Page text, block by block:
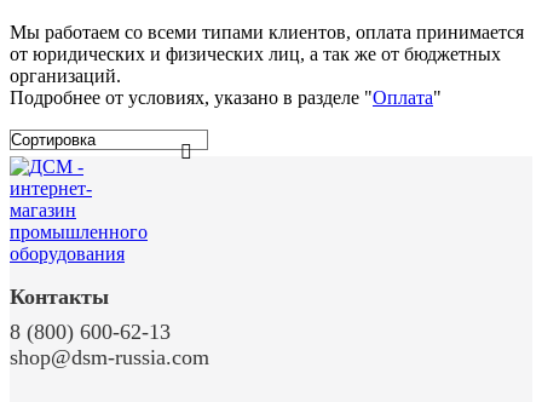
Мы работаем со всеми типами клиентов, оплата принимается
от юридических и физических лиц, а так же от бюджетных
организаций.
Подробнее от условиях, указано в разделе "Оплата"
Контакты
8 (800) 600-62-13
shop@dsm-russia.com